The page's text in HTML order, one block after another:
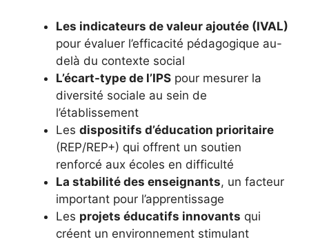
Les indicateurs de valeur ajoutée (IVAL)
pour évaluer l’efficacité pédagogique au-
delà du contexte social
L’écart-type de l’IPS pour mesurer la
diversité sociale au sein de
l’établissement
Les dispositifs d’éducation prioritaire
(REP/REP+) qui offrent un soutien
renforcé aux écoles en difficulté
La stabilité des enseignants, un facteur
important pour l’apprentissage
Les projets éducatifs innovants qui
créent un environnement stimulant